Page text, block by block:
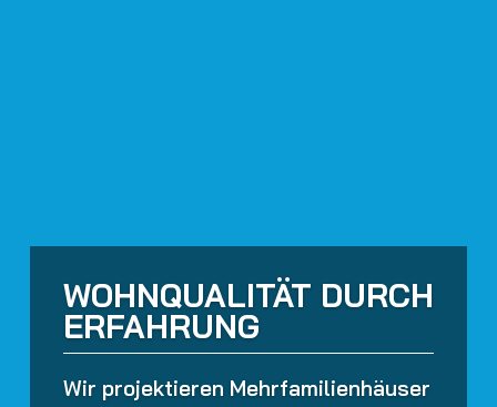
WOHNQUALITÄT DURCH
ERFAHRUNG
Wir projektieren Mehrfamilienhäuser